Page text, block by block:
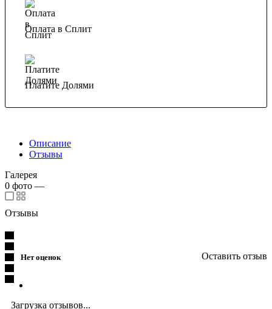
Оплата в Сплит
Платите Долями
Описание
Отзывы
Галерея
0 фото —
Отзывы
Нет оценок Оставить отзыв
Загрузка отзывов...